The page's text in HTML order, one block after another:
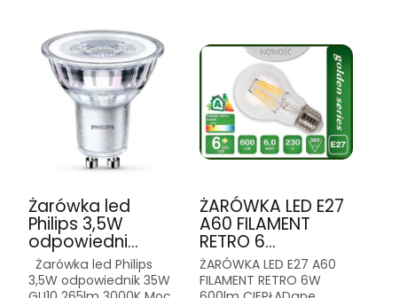
Żarówka led
Philips 3,5W
odpowiedni...
Żarówka led Philips
3,5W odpowiednik 35W
ŻARÓWKA LED E27
A60 FILAMENT
RETRO 6...
ŻARÓWKA LED E27 A60
FILAMENT RETRO 6W